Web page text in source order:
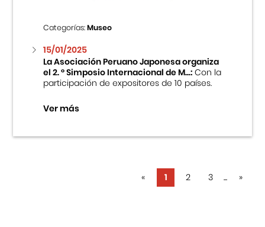
Categorías:Museo
15/01/2025
La Asociación Peruano Japonesa organiza
el 2. ° Simposio Internacional de M...:Con la
participación de expositores de 10 países.
Ver más
« 1 2 3 ... »